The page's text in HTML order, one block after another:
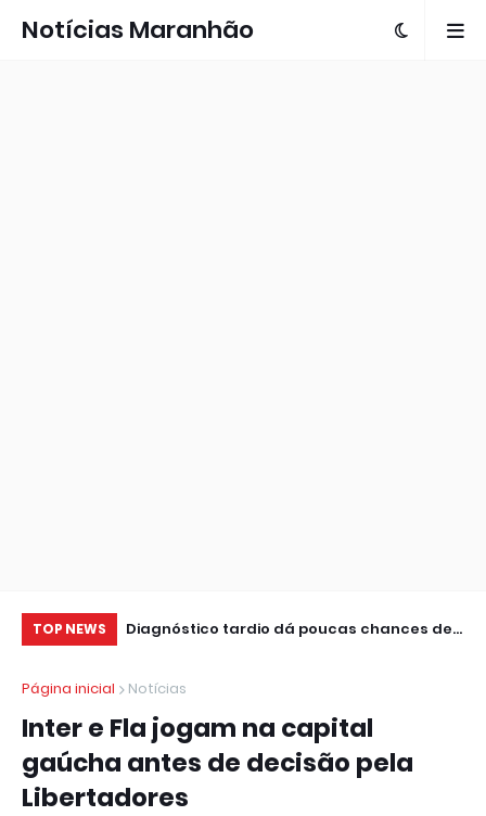
Notícias Maranhão
TOP NEWS
são
Diagnóstico tardio dá poucas chances de
Página inicial
Notícias
Inter e Fla jogam na capital
gaúcha antes de decisão pela
Libertadores